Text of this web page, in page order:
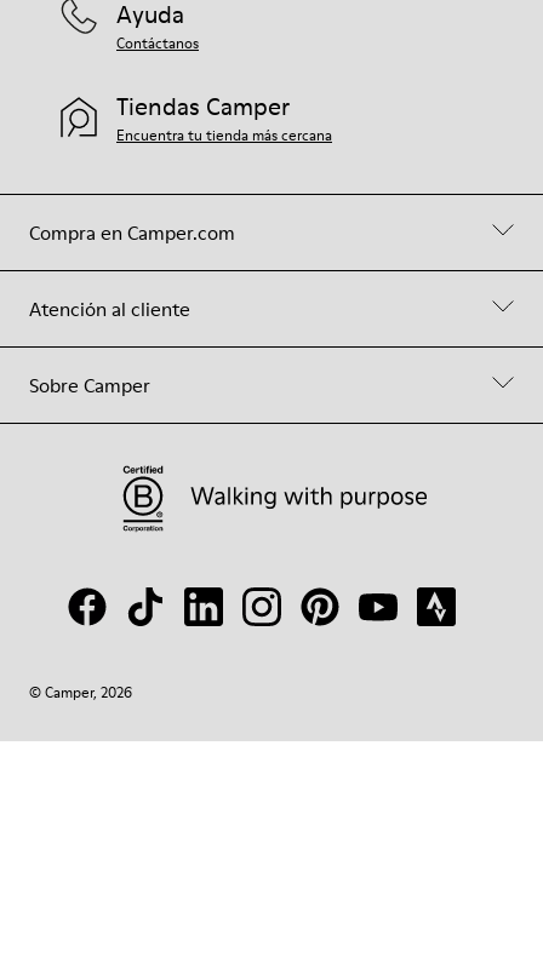
Compra en Camper.com
Atención al cliente
Sobre Camper
Ayuda
Contáctanos
Tiendas Camper
Encuentra tu tienda más cercana
© Camper, 2026